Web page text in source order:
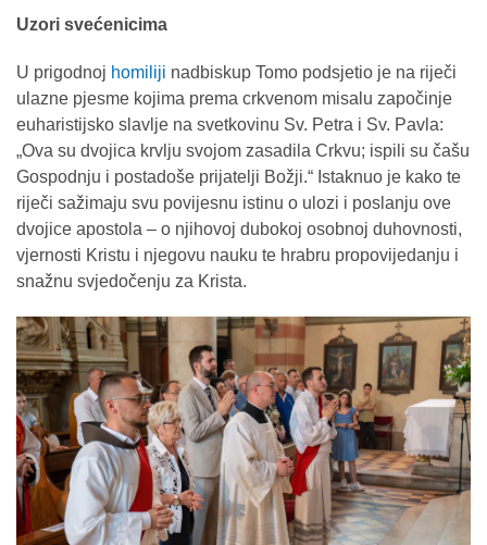
Uzori svećenicima
U prigodnoj homiliji nadbiskup Tomo podsjetio je na riječi
ulazne pjesme kojima prema crkvenom misalu započinje
euharistijsko slavlje na svetkovinu Sv. Petra i Sv. Pavla:
„Ova su dvojica krvlju svojom zasadila Crkvu; ispili su čašu
Gospodnju i postadoše prijatelji Božji.“ Istaknuo je kako te
riječi sažimaju svu povijesnu istinu o ulozi i poslanju ove
dvojice apostola – o njihovoj dubokoj osobnoj duhovnosti,
vjernosti Kristu i njegovu nauku te hrabru propovijedanju i
snažnu svjedočenju za Krista.